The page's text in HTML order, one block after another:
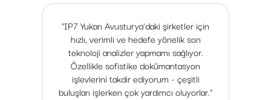
"IP7 Yukarı Avusturya'daki şirketler için
hızlı, verimli ve hedefe yönelik son
teknoloji analizler yapmamı sağlıyor.
Özellikle sofistike dokümantasyon
işlevlerini takdir ediyorum - çeşitli
buluşları işlerken çok yardımcı oluyorlar."